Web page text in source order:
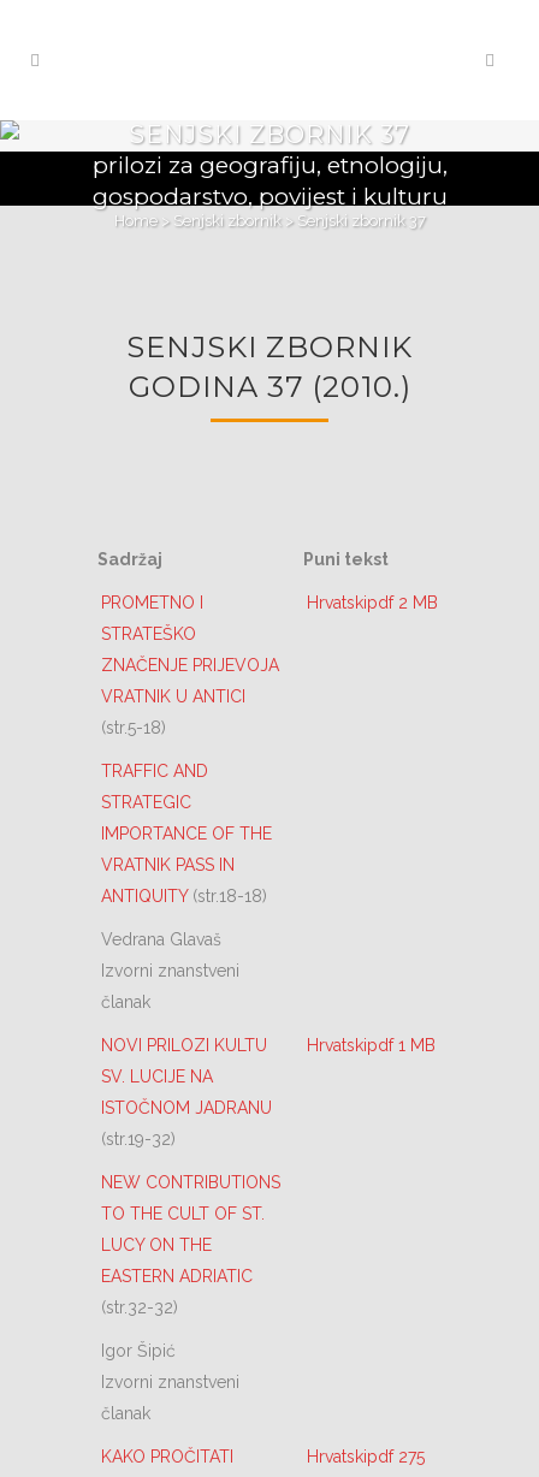
SENJSKI ZBORNIK 37
prilozi za geografiju, etnologiju,
gospodarstvo, povijest i kulturu
Home> Senjski zbornik> Senjski zbornik 37
SENJSKI ZBORNIK
GODINA 37 (2010.)
Sadržaj Puni tekst
PROMETNO I
STRATEŠKO
ZNAČENJE PRIJEVOJA
VRATNIK U ANTICI
(str.5-18)
Hrvatskipdf 2 MB
TRAFFIC AND
STRATEGIC
IMPORTANCE OF THE
VRATNIK PASS IN
ANTIQUITY (str.18-18)
Vedrana Glavaš
Izvorni znanstveni
članak
NOVI PRILOZI KULTU
SV. LUCIJE NA
ISTOČNOM JADRANU
(str.19-32)
Hrvatskipdf 1 MB
NEW CONTRIBUTIONS
TO THE CULT OF ST.
LUCY ON THE
EASTERN ADRIATIC
(str.32-32)
Igor Šipić
Izvorni znanstveni
članak
KAKO PROČITATI
Hrvatskipdf 275